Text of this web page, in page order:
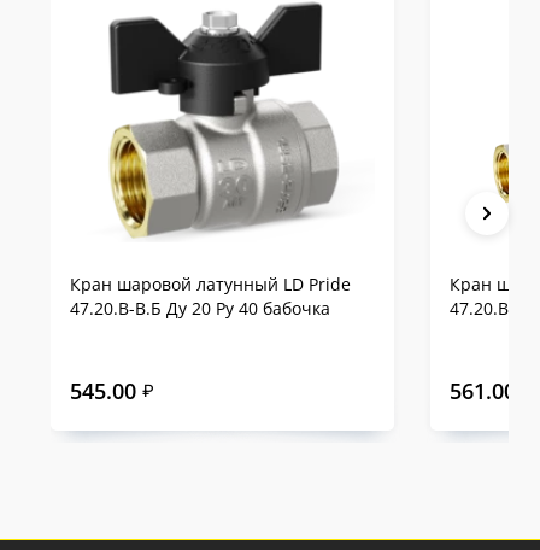
Кран шаровой латунный LD Pride
47.20.В-В.Б Ду 20 Ру 40 бабочка
545.00 ₽
Кран
47.20.В-
561.00